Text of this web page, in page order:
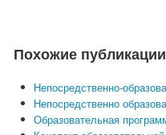
Похожие публикации
Непосредственно-
Непосредственно
Образовательная